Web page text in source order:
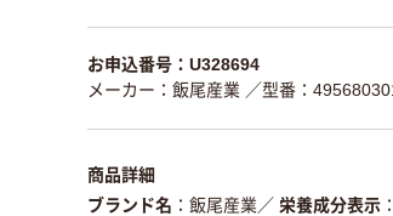
お申込番号：U328694
メーカー：飯尾産業 ／型番：
商品詳細
ブランド名 飯尾産業 ／ 栄養成分表示